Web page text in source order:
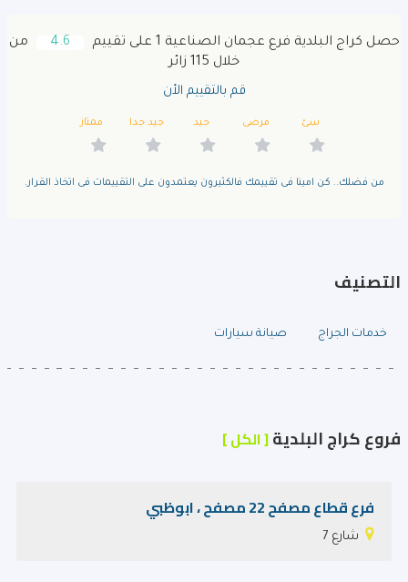
حصل كراج البلدية فرع عجمان الصناعية 1 على تقييم 4.6
من
خلال 115 زائر
قم بالتقييم الأن
سئ مرضى جيد جيد جدا ممتاز
من فضلك.. كن امينا فى تقييمك فالكثيرون يعتمدون على التقييمات فى اتخاذ القرار.
التصنيف
خدمات الجراج صيانة سيارات
فروع كراج البلدية[ الكل ]
فرع قطاع مصفح 22 مصفح ، ابوظبي
شارع 7